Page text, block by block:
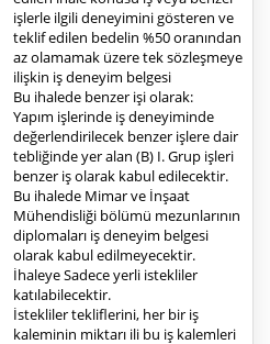
işlerle ilgili deneyimini gösteren ve
teklif edilen bedelin %50 oranından
az olamamak üzere tek sözleşmeye
ilişkin iş deneyim belgesi
Bu ihalede benzer işi olarak:
Yapım işlerinde iş deneyiminde
değerlendirilecek benzer işlere dair
tebliğinde yer alan (B) I. Grup işleri
benzer iş olarak kabul edilecektir.
Bu ihalede Mimar ve İnşaat
Mühendisliği bölümü mezunlarının
diplomaları iş deneyim belgesi
olarak kabul edilmeyecektir.
İhaleye Sadece yerli istekliler
katılabilecektir.
İstekliler tekliflerini, her bir iş
kaleminin miktarı ili bu iş kalemleri